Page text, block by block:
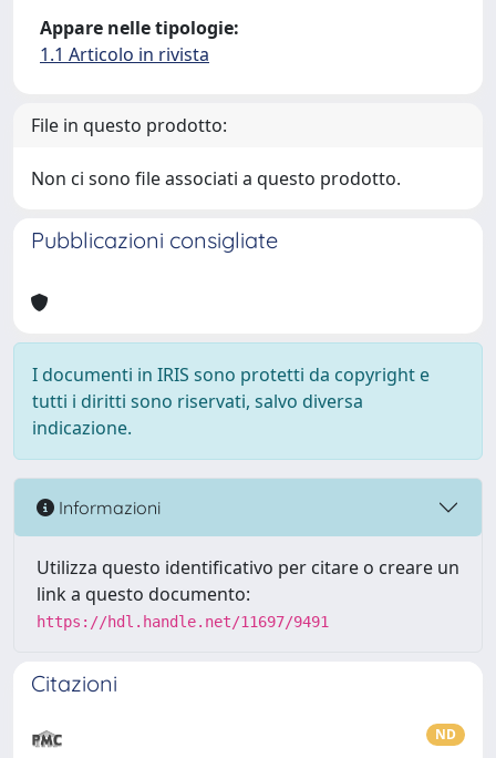
Appare nelle tipologie:
1.1 Articolo in rivista
File in questo prodotto:
Non ci sono file associati a questo prodotto.
Pubblicazioni consigliate
I documenti in IRIS sono protetti da copyright e
tutti i diritti sono riservati, salvo diversa
indicazione.
Informazioni
Utilizza questo identificativo per citare o creare un
link a questo documento:
https://hdl.handle.net/11697/9491
Citazioni
ND